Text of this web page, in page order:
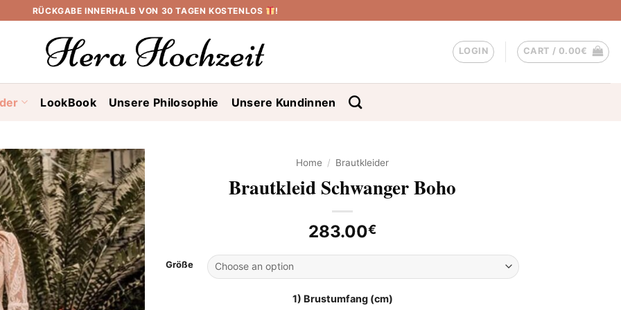
RÜCKGABE INNERHALB VON 30 TAGEN KOSTENLOS !
LOGIN CART / 0.00€
LookBook Unsere Philosophie Unsere Kundinnen
Home / Brautkleider
Brautkleid Schwanger Boho
283.00€
Größe
1) Brustumfang (cm)